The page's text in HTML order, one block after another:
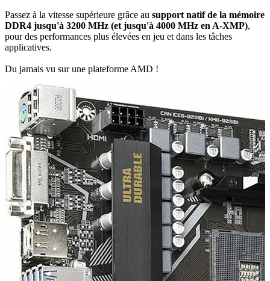
Passez à la vitesse supérieure grâce au support natif de la mémoire
DDR4 jusqu'à 3200 MHz (et jusqu'à 4000 MHz en A-XMP),
pour des performances plus élevées en jeu et dans les tâches
applicatives.
Du jamais vu sur une plateforme AMD !